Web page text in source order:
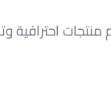
احترافية